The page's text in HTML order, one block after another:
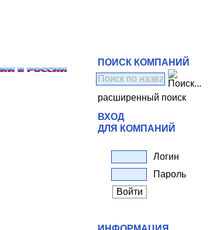
ПОИСК КОМПАНИЙ
расширенный поиск
ВХОД
ДЛЯ КОМПАНИЙ
Логин
Пароль